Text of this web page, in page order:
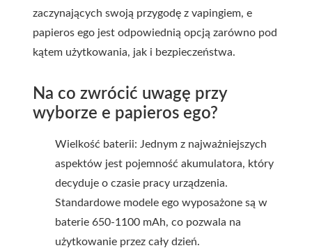
zaczynających swoją przygodę z vapingiem, e
papieros ego jest odpowiednią opcją zarówno pod
kątem użytkowania, jak i bezpieczeństwa.
Na co zwrócić uwagę przy
wyborze e papieros ego?
Wielkość baterii: Jednym z najważniejszych
aspektów jest pojemność akumulatora, który
decyduje o czasie pracy urządzenia.
Standardowe modele ego wyposażone są w
baterie 650-1100 mAh, co pozwala na
użytkowanie przez cały dzień.